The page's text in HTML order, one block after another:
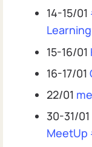
14-15/01
15-16/01
16-17/01
22/01
30-31/01
MeetUp